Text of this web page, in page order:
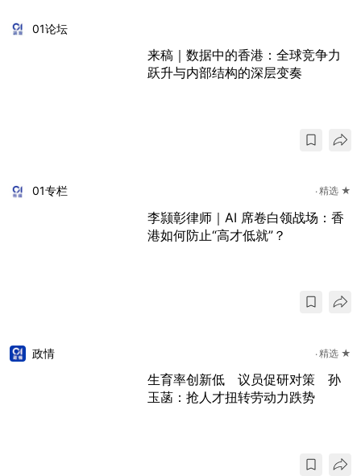
01论坛
来稿｜数据中的香港：全球竞争力
跃升与内部结构的深层变奏
01专栏 精选 ★
李颕彰律师｜AI 席卷白领战场：香
港如何防止“高才低就”？
政情 精选 ★
生育率创新低 议员促研对策 孙
玉菡：抢人才扭转劳动力跌势